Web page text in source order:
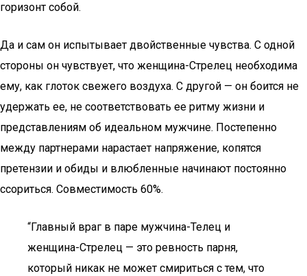
горизонт собой.
Да и сам он испытывает двойственные чувства. С одной
стороны он чувствует, что женщина-Стрелец необходима
ему, как глоток свежего воздуха. С другой — он боится не
удержать ее, не соответствовать ее ритму жизни и
представлениям об идеальном мужчине. Постепенно
между партнерами нарастает напряжение, копятся
претензии и обиды и влюбленные начинают постоянно
ссориться. Совместимость 60%.
“Главный враг в паре мужчина-Телец и
женщина-Стрелец — это ревность парня,
который никак не может смириться с тем, что